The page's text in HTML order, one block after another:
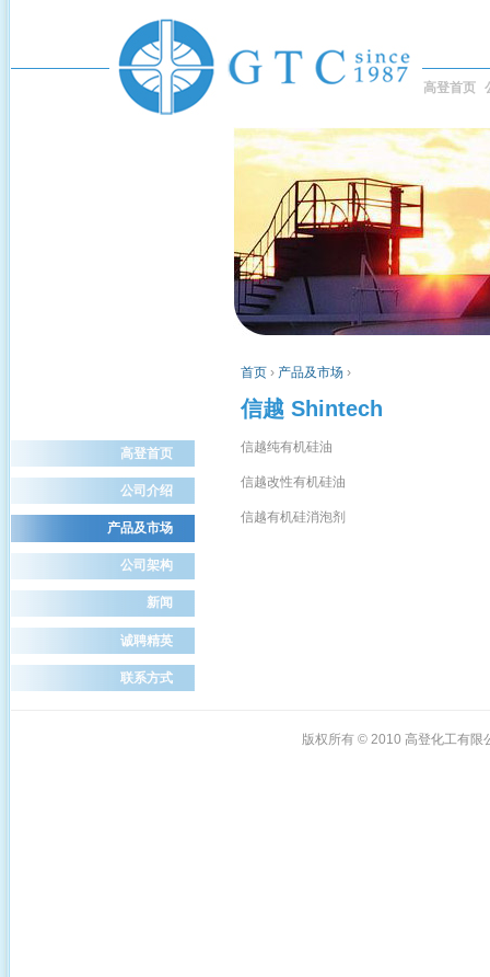
高登首页
首页 › 产品及市场 ›
信越 Shintech
信越纯有机硅油
信越改性有机硅油
信越有机硅消泡剂
高登首页
公司介绍
产品及市场
公司架构
新闻
诚聘精英
联系方式
版权所有 © 2010 高登化工有限